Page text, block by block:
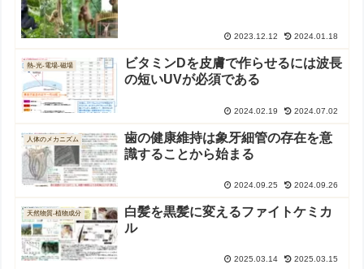
2023.12.12 2024.01.18
熱-光-電場-磁場
ビタミンDを皮膚で作らせるには波長
の短いUVが必須である
2024.02.19 2024.07.02
人体のメカニズム
歯の健康維持は象牙細管の存在を意
識することから始まる
2024.09.25 2024.09.26
天然物質-植物成分
白髪を黒髪に変えるファイトケミカ
ル
2025.03.14 2025.03.15